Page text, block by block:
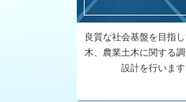
良質な社会基盤を目指
木、農業土木に関する調
設計を行います